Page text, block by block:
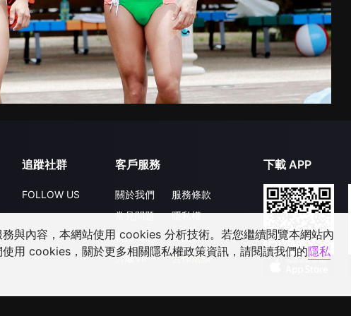
追蹤社群
FOLLOW US
客戶服務
關於我們
常見問題
聯絡我們
升級VIP
服務條款
隱私權
公開徵件
合作洽談
下載 APP
與內容，本網站使用 cookies 分析技術。若您繼續閱覽本網站內
用 cookies，關於更多相關隱私權政策資訊，請閱讀我們的隱私